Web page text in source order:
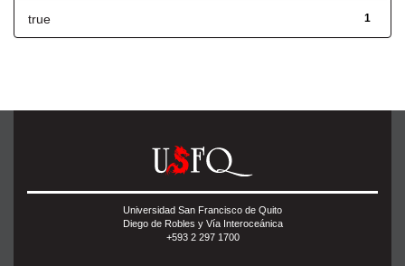
1
true
Universidad San Francisco de Quito
Diego de Robles y Vía Interoceánica
+593 2 297 1700